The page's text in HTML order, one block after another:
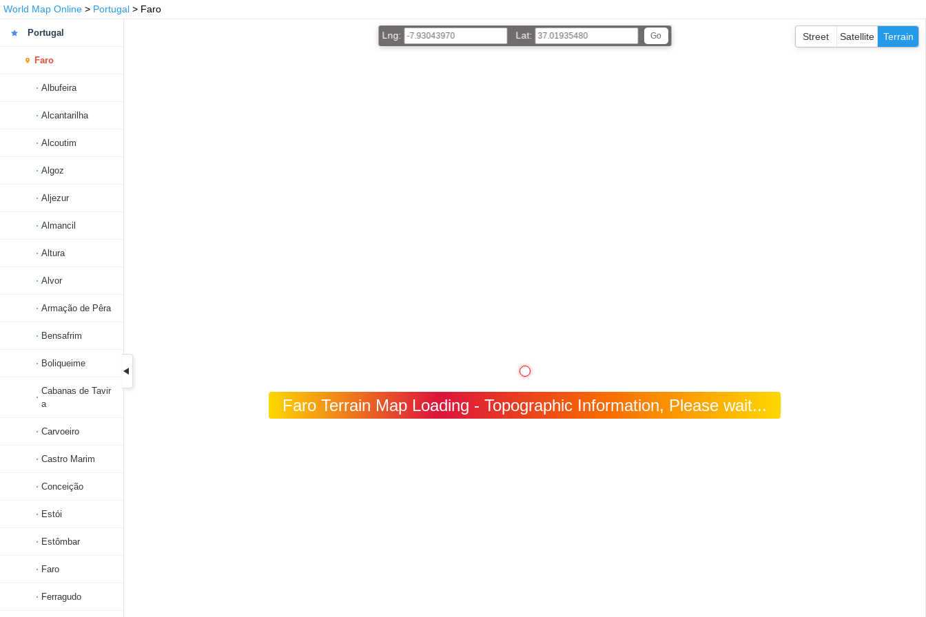
World Map Online > Portugal > Faro
Portugal
Faro
Albufeira
Alcantarilha
Alcoutim
Algoz
Aljezur
Almancil
Altura
Alvor
Armação de Pêra
Bensafrim
Boliqueime
Cabanas de Tavir
a
Carvoeiro
Castro Marim
Conceição
Estói
Estômbar
Faro
Ferragudo
Faro Terrain Map Loading - Topographic Information, Please wait...
Lng: Lat: Street Satellite Terrain